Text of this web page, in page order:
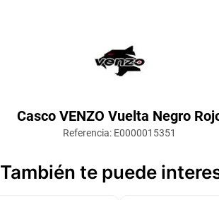
Casco VENZO Vuelta Negro
Referencia: E0000015351
También te puede